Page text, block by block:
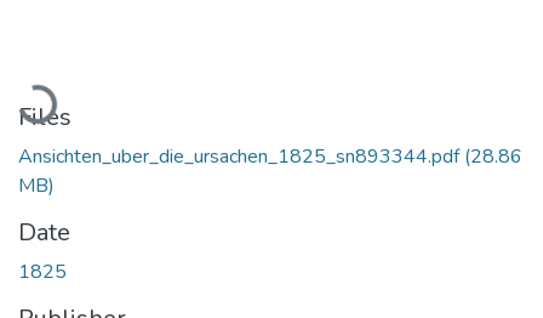
Loading...
Files
Ansichten_uber_die_ursachen_1825_sn893344.pdf(28.86
MB)
Date
1825